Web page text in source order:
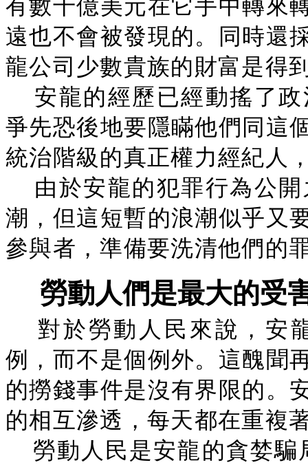
有數千億美元在它手中轉來
遠也不會被發現的。同時還
龍公司少數貴族的財富是得
安龍的經歷已經動搖了
爭先恐後地要隱瞞他們同這
統治階級的真正權力經紀人
由於安龍的犯罪行為公
潮，但這短暫的浪潮似乎又
參與者，準備要洗清他們的
勞動人們是最大的受
對於勞動人民來說，安
例，而不是個例外。這醜聞
的撈錢事件是沒有界限的。
的相互滲透，每天都在重複
勞動人民是安龍的貪婪騙